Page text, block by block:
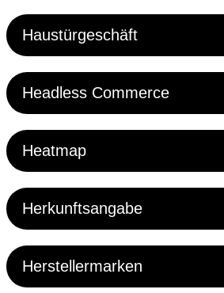
Haustürgeschäft
Headless Commerce
Heatmap
Herkunftsangabe
Herstellermarken